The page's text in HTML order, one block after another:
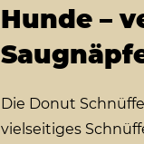
Hunde –
Die Donut
vielseitiges